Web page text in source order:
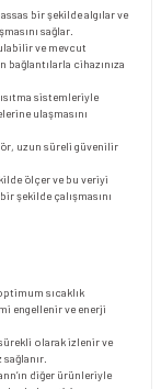
bir şekilde algılar ve
sağlar.
ve mevcut
bağlantılarla cihazınıza
sistemleriyle
ulaşmasını
uzun süreli güvenilir
ölçer ve bu veriyi
şekilde çalışmasını
sıcaklık
engellenir ve enerji
olarak izlenir ve
diğer ürünleriyle